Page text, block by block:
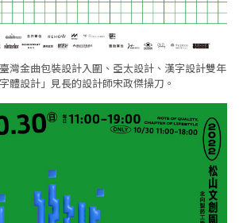
灣金曲包裝設計入圍、亞太設計、漢字設計雙年
體設計」見長的設計師宋政傑操刀。